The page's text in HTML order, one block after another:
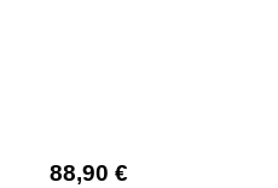
Regulärer Preis:
88,90 €